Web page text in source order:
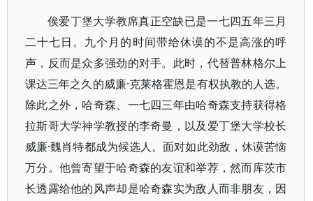
俟爱丁堡大学教席真正空缺已是一七四五年三月
二十七日。九个月的时间带给休谟的不是高涨的呼
声，反而是众多强劲的对手。此时，代替普林格尔上
课达三年之久的威廉·克莱格霍恩是有权执教的人选。
除此之外，哈奇森、一七四三年由哈奇森支持获得格
拉斯哥大学神学教授的李奇曼，以及爱丁堡大学校长
威廉·魏肖特都成为候选人。面对如此劲敌，休谟苦恼
万分。他曾寄望于哈奇森的友谊和举荐，然而库茨市
长透露给他的风声却是哈奇森实为敌人而非朋友，因